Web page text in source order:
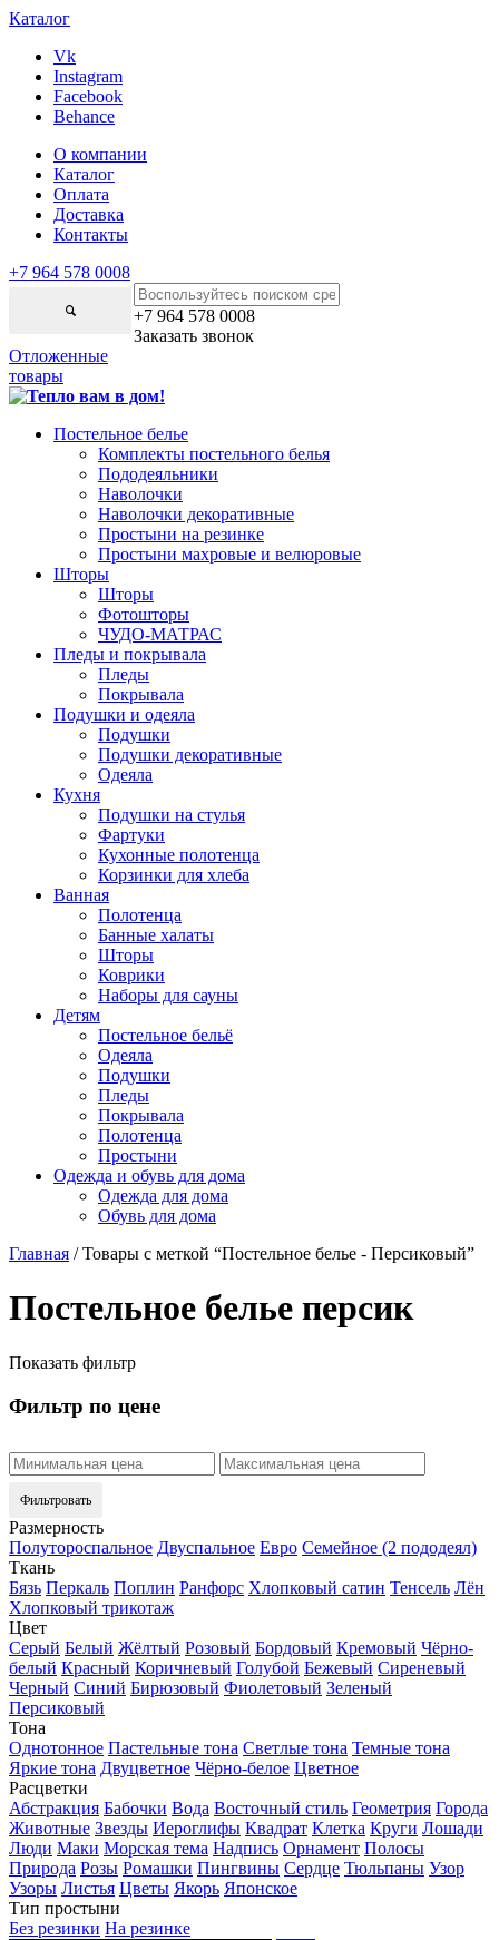
Каталог
Vk
Instagram
Facebook
Behance
О компании
Каталог
Оплата
Доставка
Контакты
+7 964 578 0008
+7 964 578 0008
Заказать звонок
Отложенные
товары
Постельное белье
Комплекты постельного белья
Пододеяльники
Наволочки
Наволочки декоративные
Простыни на резинке
Простыни махровые и велюровые
Шторы
Шторы
Фотошторы
ЧУДО-МАТРАС
Пледы и покрывала
Пледы
Покрывала
Подушки и одеяла
Подушки
Подушки декоративные
Одеяла
Кухня
Подушки на стулья
Фартуки
Кухонные полотенца
Корзинки для хлеба
Ванная
Полотенца
Банные халаты
Шторы
Коврики
Наборы для сауны
Детям
Постельное бельё
Одеяла
Подушки
Пледы
Покрывала
Полотенца
Простыни
Одежда и обувь для дома
Одежда для дома
Обувь для дома
Главная / Товары с меткой “Постельное белье - Персиковый”
Постельное белье персик
Показать фильтр
Фильтр по цене
Фильтровать
Размерность
Полутороспальное Двуспальное Евро Семейное (2 пододеял)
Ткань
Бязь Перкаль Поплин Ранфорс Хлопковый сатин Тенсель Лён
Хлопковый трикотаж
Цвет
Серый Белый Жёлтый Розовый Бордовый Кремовый Чёрно-
белый Красный Коричневый Голубой Бежевый Сиреневый
Черный Синий Бирюзовый Фиолетовый Зеленый
Персиковый
Тона
Однотонное Пастельные тона Светлые тона Темные тона
Яркие тона Двуцветное Чёрно-белое Цветное
Расцветки
Абстракция Бабочки Вода Восточный стиль Геометрия Города
Животные Звезды Иероглифы Квадрат Клетка Круги Лошади
Люди Маки Морская тема Надпись Орнамент Полосы
Природа Розы Ромашки Пингвины Сердце Тюльпаны Узор
Узоры Листья Цветы Якорь Японское
Тип простыни
Без резинки На резинке